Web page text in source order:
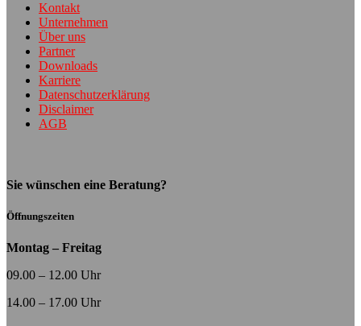
Kontakt
Unternehmen
Über uns
Partner
Downloads
Karriere
Datenschutzerklärung
Disclaimer
AGB
Sie wünschen eine Beratung?
Öffnungszeiten
Montag – Freitag
09.00 – 12.00 Uhr
14.00 – 17.00 Uhr